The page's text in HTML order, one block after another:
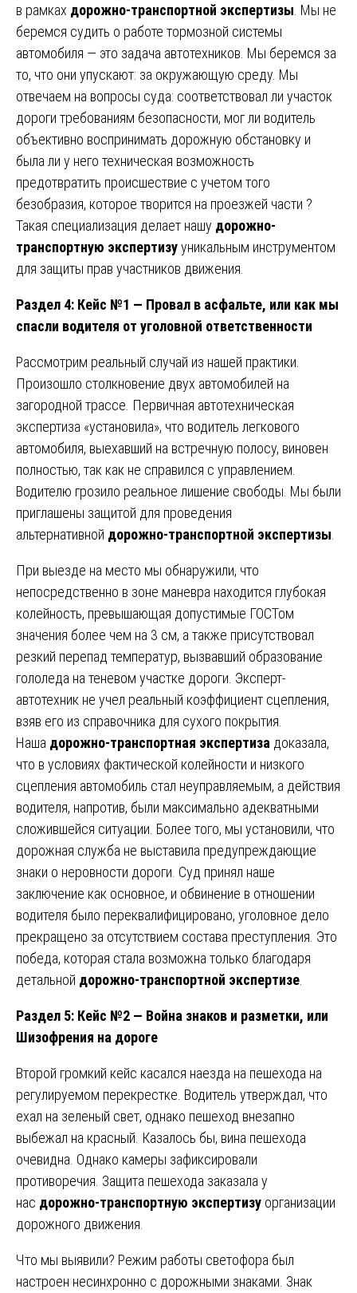
в рамках дорожно-транспортной экспертизы . Мы не
беремся судить о работе тормозной системы
автомобиля — это задача автотехников. Мы беремся за
то, что они упускают: за окружающую среду. Мы
отвечаем на вопросы суда: соответствовал ли участок
дороги требованиям безопасности, мог ли водитель
объективно воспринимать дорожную обстановку и
была ли у него техническая возможность
предотвратить происшествие с учетом того
безобразия, которое творится на проезжей части ?
Такая специализация делает нашу дорожно-
транспортную экспертизууникальным инструментом
для защиты прав участников движения.
Раздел 4: Кейс №1 — Провал в асфальте, или как мы
спасли водителя от уголовной ответственности
Рассмотрим реальный случай из нашей практики.
Произошло столкновение двух автомобилей на
загородной трассе. Первичная автотехническая
экспертиза «установила», что водитель легкового
автомобиля, выехавший на встречную полосу, виновен
полностью, так как не справился с управлением.
Водителю грозило реальное лишение свободы. Мы были
приглашены защитой для проведения
альтернативной дорожно-транспортной экспертизы
При выезде на место мы обнаружили, что
непосредственно в зоне маневра находится глубокая
колейность, превышающая допустимые ГОСТом
значения более чем на 3 см, а также присутствовал
резкий перепад температур, вызвавший образование
гололеда на теневом участке дороги. Эксперт-
автотехник не учел реальный коэффициент сцепления,
взяв его из справочника для сухого покрытия.
Наша дорожно-транспортная экспертиза доказала,
что в условиях фактической колейности и низкого
сцепления автомобиль стал неуправляемым, а действия
водителя, напротив, были максимально адекватными
сложившейся ситуации. Более того, мы установили, что
дорожная служба не выставила предупреждающие
знаки о неровности дороги. Суд принял наше
заключение как основное, и обвинение в отношении
водителя было переквалифицировано, уголовное дело
прекращено за отсутствием состава преступления. Это
победа, которая стала возможна только благодаря
детальной дорожно-транспортной экспертизе
Раздел 5: Кейс №2 — Война знаков и разметки, или
Шизофрения на дороге
Второй громкий кейс касался наезда на пешехода на
регулируемом перекрестке. Водитель утверждал, что
ехал на зеленый свет, однако пешеход внезапно
выбежал на красный. Казалось бы, вина пешехода
очевидна. Однако камеры зафиксировали
противоречия. Защита пешехода заказала у
нас дорожно-транспортную экспертизу организации
дорожного движения.
Что мы выявили? Режим работы светофора был
настроен несинхронно с дорожными знаками. Знак